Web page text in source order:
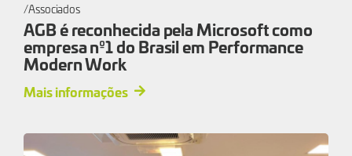
Associados
AGB é reconhecida pela Microsoft como
empresa nº1 do Brasil em Performance
Modern Work
Mais informações